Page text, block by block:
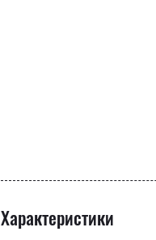
Характеристики